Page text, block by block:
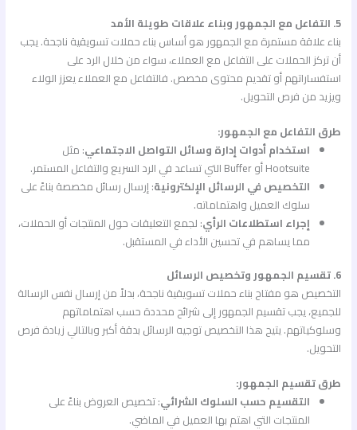
5. التفاعل مع الجمهور وبناء علاقات طويلة الأمد
بناء علاقة مستمرة مع الجمهور هو أساس بناء حملات تسويقية ناجحة. يجب
أن تركز الحملات على التفاعل مع العملاء، سواء من خلال الرد على
استفساراتهم أو تقديم محتوى مخصص. فالتفاعل مع العملاء يعزز الولاء
ويزيد من فرص التحويل.
طرق التفاعل مع الجمهور:
استخدام أدوات إدارة وسائل التواصل الاجتماعي: مثل
Hootsuite أو Buffer التي تساعد في الرد السريع والتفاعل المستمر.
التخصيص في الرسائل الإلكترونية: إرسال رسائل مخصصة بناءً على
سلوك العميل واهتماماته.
إجراء استطلاعات الرأي: لجمع التعليقات حول المنتجات أو الحملات،
مما يساهم في تحسين الأداء في المستقبل.
6. تقسيم الجمهور وتخصيص الرسائل
التخصيص هو مفتاح بناء حملات تسويقية ناجحة، بدلاً من إرسال نفس الرسالة
للجميع، يجب تقسيم الجمهور إلى شرائح محددة حسب اهتماماتهم
وسلوكياتهم. يتيح هذا التخصيص توجيه الرسائل بدقة أكبر وبالتالي زيادة فرص
التحويل.
طرق تقسيم الجمهور:
التقسيم حسب السلوك الشرائي: تخصيص العروض بناءً على
المنتجات التي اهتم بها العميل في الماضي.